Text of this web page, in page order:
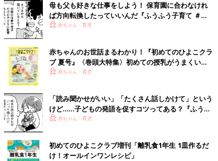
母も父も好きな仕事をしよう！ 保育園に合わなけれ
ば方向転換したっていいんだ『ふうふう子育て ＃
61』赤ちゃん・育児
赤ちゃんのお世話まるわかり！『初めてのひよこクラ
ブ 夏号』〈巻頭大特集〉初めての授乳がうまくい
く！ おっぱい・ミルクの基本と夏のトラブル 解決テ
赤ちゃん・育児
「読み聞かせがいい」「たくさん話しかけて」という
けど……子どもの発語を促すコツってある？『ふうふ
う子育て ＃64』
赤ちゃん・育児
初めてのひよこクラブ増刊「離乳食1年生 1皿作るだ
け！オールインワン​レシピ」